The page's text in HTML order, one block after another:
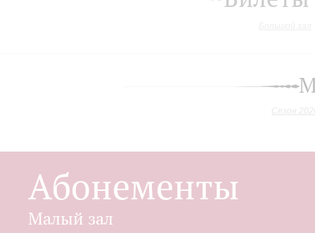
Сезон
Абонементы
Малый зал